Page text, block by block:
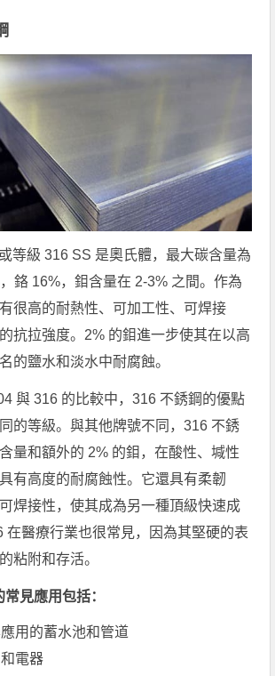
等級 316 SS 是奧氏體，最大碳含量為
鉻 16%，鉬含量在 2-3% 之間。作為
很高的耐熱性、可加工性、可焊接
抗拉強度。2% 的鉬進一步使其在以高
的鹽水和淡水中耐腐蝕。
與 316 的比較中，316 不銹鋼的優點
的等級。與其他牌號不同，316 不銹
量和額外的 2% 的鉬，在酸性、堿性
有高度的耐腐蝕性。它還具有柔韌
焊接性，使其成為另一種頂級快速成
在醫療行業也很常見，因為其堅硬的表
粘附和存活。
見應用包括：
用的蓄水池和管道
電器